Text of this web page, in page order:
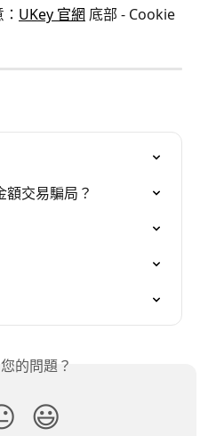
UKey 官網 底部 - Cookie
額交易騙局？
的問題？
😃